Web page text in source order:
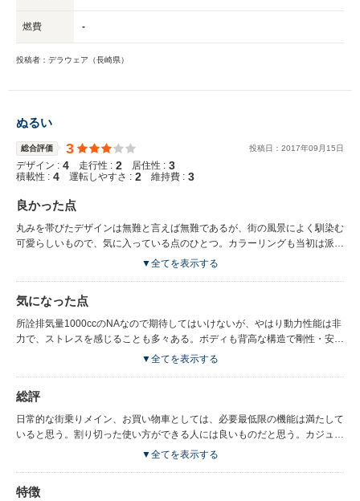
燃費 -
投稿者：デラウェア（長崎県）
ぬるい
総合評価 3 投稿日： 2017年09 月 15日
デザイン : 4 走行性 : 2 居住性 : 3
積載性 : 4 運転しやすさ : 2 維持費 : 3
良かった点
丸みを帯びたデザインは無難と言えば無難であるが、街の風景によく馴染む
可愛らしいもので、気に入っている点のひとつ。カラーリングも当初は派手
かと思ったが、全く目立たなくて良い（売れてる台数が多いということもあ
い。お年を召した方にも優しい車だと思う。
▼全てを表示する
気になった点
所詮排気量1000ccのNAなので期待してはいけないが、やはり動力性能は非
力で、ストレスを感じることも多々ある。ボディも背高な構造で剛性・安定
感も感じず、ハンドリングも悪いので、走行性能には不満が残る。 特に高
は高速を使うことから、軽自動車をやめてリッターカーを選んだのだが、も
う少しトルク感が得られるのではと期待していたので残念である。
▼全てを表示する
総評
日常的な街乗りメイン、お買い物車としては、必要最低限の機能は満たして
いると思う。割り切った使い方ができる人には良いものだと思う。カジュア
▼全てを表示する
特徴